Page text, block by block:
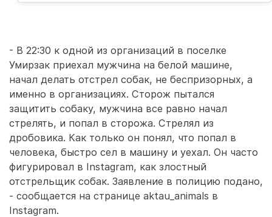
- В 22:30 к одной из организаций в поселке
Умирзак приехал мужчина на белой машине,
начал делать отстрел собак, не беспризорных, а
именно в организациях. Сторож пытался
защитить собаку, мужчина все равно начал
стрелять, и попал в сторожа. Стрелял из
дробовика. Как только он понял, что попал в
человека, быстро сел в машину и уехал. Он часто
фигурировал в Instagram, как злостный
отстрельщик собак. Заявление в полицию подано,
- сообщается на странице aktau_animals в
Instagram.